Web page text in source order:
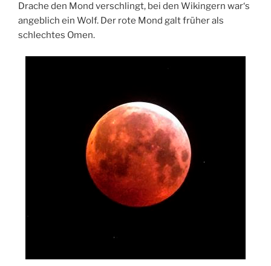
Drache den Mond verschlingt, bei den Wikingern war‘s
angeblich ein Wolf. Der rote Mond galt früher als
schlechtes Omen.